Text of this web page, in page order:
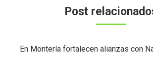
Post
En Montería fortalecen alianzas con